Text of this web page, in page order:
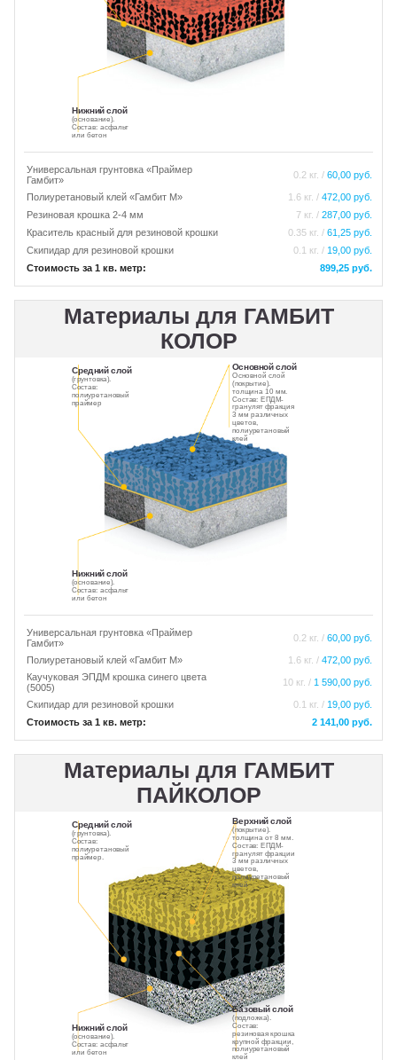
ПИГМЕНТ ИСКУССТВЕННАЯ ТРАВА
ПРОМПОЛЫ
Оренбург
Нижний слой
(основание).
Состав: асфальт
или бетон
Универсальная грунтовка «Праймер
Гамбит»
0.2 кг. / 60,00 руб.
Полиуретановый клей «Гамбит М» 1.6 кг. / 472,00 руб.
Резиновая крошка 2-4 мм
7 кг. / 287,00 руб.
Краситель красный для резиновой крошки
0.35 кг. / 61,25 руб.
Скипидар для резиновой крошки
0.1 кг. / 19,00 руб.
Стоимость за 1 кв. метр:
899,25 руб.
Материалы для ГАМБИТ
КОЛОР
Нижний слой
(основание).
Состав: асфальт
или бетон
Средний слой
(грунтовка).
Состав:
полиуретановый
праймер
Основной слой
Основной слой
(покрытие).
толщина 10 мм.
Состав: ЕПДМ-
гранулят фракция
3 мм различных
цветов,
полиуретановый
клей
Универсальная грунтовка «Праймер
Гамбит»
0.2 кг. / 60,00 руб.
Полиуретановый клей «Гамбит М» 1.6 кг. / 472,00 руб.
Каучуковая ЭПДМ крошка синего цвета
(5005)
10 кг. / 1 590,00 руб.
Скипидар для резиновой крошки 0.1 кг. / 19,00 руб.
Стоимость за 1 кв. метр:
2 141,00 руб.
Материалы для ГАМБИТ
ПАЙКОЛОР
Нижний слой
(основание).
Состав: асфальт
или бетон
Средний слой
(грунтовка).
Состав:
полиуретановый
праймер.
Базовый слой
(подложка).
Состав:
резиновая крошка
крупной фракции,
полиуретановый
клей
Верхний слой
(покрытие).
толщина от 8 мм.
Состав: ЕПДМ-
гранулят фракции
3 мм различных
цветов,
полиуретановый
клей